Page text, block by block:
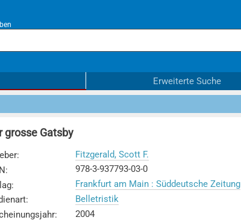
Erweiterte Suche
grosse Gatsby
:
Fitzgerald, Scott F.
:
978-3-937793-03-0
:
Frankfurt am Main : Süddeutsche Zeitung
:
Belletristik
:
2004